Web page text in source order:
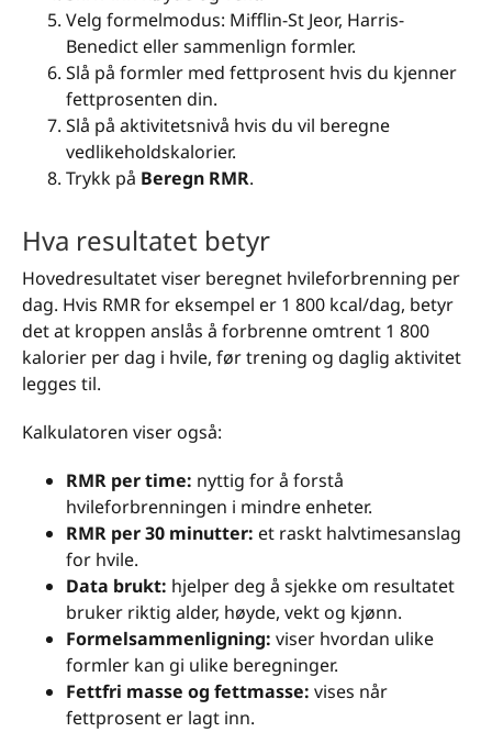
Velg formelmodus: Mifflin-St Jeor, Harris-
Benedict eller sammenlign formler.
Slå på formler med fettprosent hvis du kjenner
fettprosenten din.
Slå på aktivitetsnivå hvis du vil beregne
vedlikeholdskalorier.
Trykk på Beregn RMR.
Hva resultatet betyr
Hovedresultatet viser beregnet hvileforbrenning per
dag. Hvis RMR for eksempel er 1 800 kcal/dag, betyr
det at kroppen anslås å forbrenne omtrent 1 800
kalorier per dag i hvile, før trening og daglig aktivitet
legges til.
Kalkulatoren viser også:
RMR per time: nyttig for å forstå
hvileforbrenningen i mindre enheter.
RMR per 30 minutter: et raskt halvtimesanslag
for hvile.
Data brukt: hjelper deg å sjekke om resultatet
bruker riktig alder, høyde, vekt og kjønn.
Formelsammenligning: viser hvordan ulike
formler kan gi ulike beregninger.
Fettfri masse og fettmasse: vises når
fettprosent er lagt inn.